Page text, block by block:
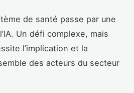
de santé passe par une
Un défi complexe, mais
l’implication et la
des acteurs du secteur